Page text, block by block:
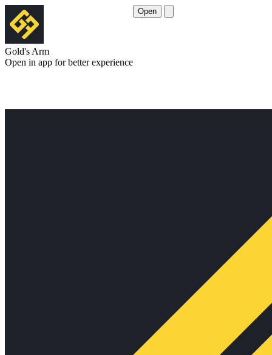
Gold's Arm
Open in app for better experience
Open